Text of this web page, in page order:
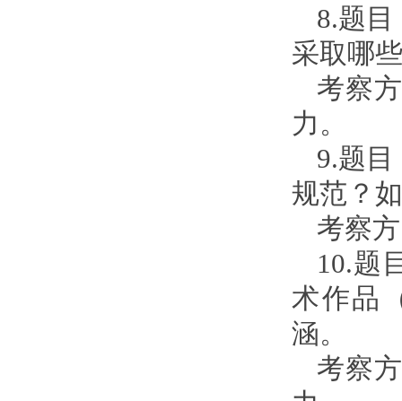
8.题
采取哪
考察
力。
9.题
规范？
考察
10.题
术作品
涵。
考察